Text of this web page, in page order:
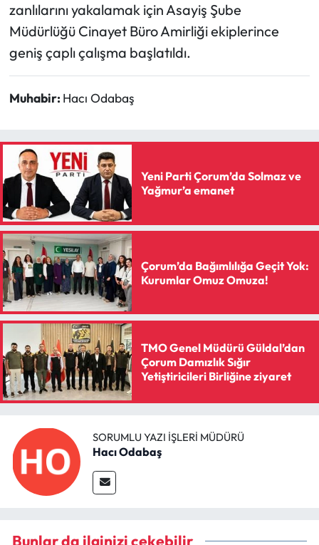
zanlılarını yakalamak için Asayiş Şube
Müdürlüğü Cinayet Büro Amirliği ekiplerince
geniş çaplı çalışma başlatıldı.
Muhabir: Hacı Odabaş
Yeni Parti Çorum’da Solmaz ve
Yağmur’a emanet
Çorum’da Bağımlılığa Geçit Yok:
Kurumlar Omuz Omuza!
TMO Genel Müdürü Güldal’dan
Çorum Damızlık Sığır
Yetiştiricileri Birliğine ziyaret
SORUMLU YAZI İŞLERI MÜDÜRÜ
Hacı Odabaş
Turizm
Uğurludağ Haberleri
Yaşam
Yemek Tarifleri
Yerel Haberler